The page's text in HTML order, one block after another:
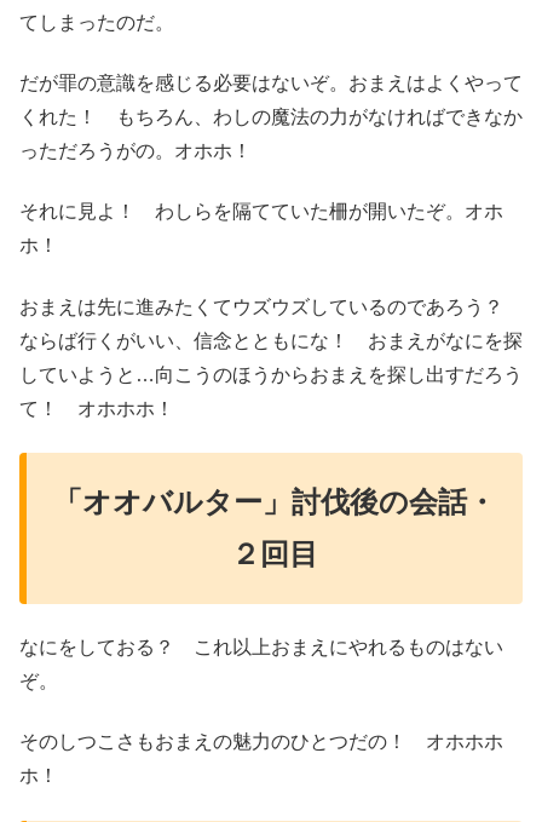
てしまったのだ。
だが罪の意識を感じる必要はないぞ。おまえはよくやって
くれた！ もちろん、わしの魔法の力がなければできなか
っただろうがの。オホホ！
それに見よ！ わしらを隔てていた柵が開いたぞ。オホ
ホ！
おまえは先に進みたくてウズウズしているのであろう？
ならば行くがいい、信念とともにな！ おまえがなにを探
していようと…向こうのほうからおまえを探し出すだろう
て！ オホホホ！
「オオバルター」討伐後の会話・
２回目
なにをしておる？ これ以上おまえにやれるものはない
ぞ。
そのしつこさもおまえの魅力のひとつだの！ オホホホ
ホ！